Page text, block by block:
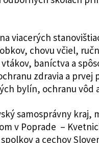
viacerých
chovu včiel,
baníctva a
zdravia a
bylín, ochranu vôd
samosprávny kraj,
v Poprade –
a cechov